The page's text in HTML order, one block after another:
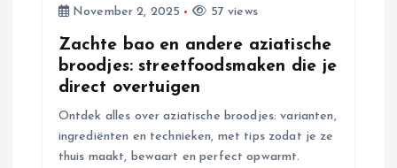
November 2, 2025
57 views
Zachte bao en andere aziatische
broodjes: streetfoodsmaken die je
direct overtuigen
Ontdek alles over aziatische broodjes: varianten,
ingrediënten en technieken, met tips zodat je ze
thuis maakt, bewaart en perfect opwarmt.